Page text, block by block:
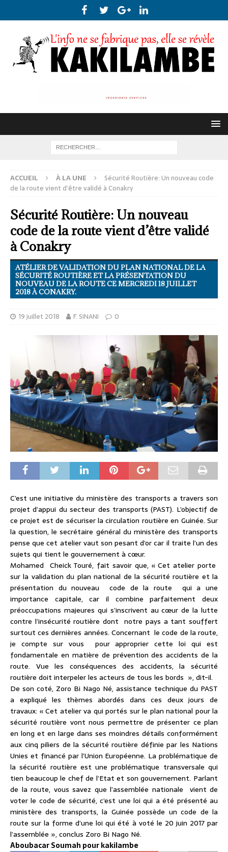
ACCUEIL À LA UNE
Sécurité Routière: Un nouveau code
de la route vient d’être validé à Conakry
Sécurité Routière: Un nouveau
code de la route vient d’être validé
à Conakry
ATÉLIER DE VALIDATION DU PLAN NATIONAL DE LA
SÉCURITÉ ROUTIÈRE ET LA PRÉSENTATION DU
NOUVEAU DE LA ROUTE CE MERCREDI 18 JUILLET
2018 À CONAKRY.
19 juillet 2018 F. SINANI 0
C’est une initiative du ministère des transports a travers son
projet d’appui du secteur des transports (PAST). L’objectif de
ce projet est de sécuriser la circulation routière en Guinée. Sur
la question, le secrétaire général du ministère des transports
pense que cet atelier vaut son pesant d’or car il traite l’un des
sujets qui tient le gouvernement à cœur.
Mohamed Cheick Touré, fait savoir que, « Cet atelier porte
sur la validation du plan national de la sécurité routière et la
présentation du nouveau code de la route qui a une
importance capitale, car il combine parfaitement deux
préoccupations majeures qui s’inscrivent au cœur de la lutte
contre l’insécurité routière dont notre pays a tant souffert
surtout ces dernières années. Concernant le code de la route,
je compte sur vous pour approprier cette loi qui est
fondamentale en matière de prévention des accidents de la
route. Vue les conséquences des accidents, la sécurité
routière doit interpeler les acteurs de tous les bords », dit-il.
De son coté, Zoro Bi Nago Né, assistance technique du PAST
a expliqué les thèmes abordés dans ces deux jours de
travaux: « Cet atelier va qui portés sur le plan national pour la
sécurité routière vont nous permettre de présenter ce plan
en long et en large dans ses moindres détails conformément
aux cinq piliers de la sécurité routière définie par les Nations
Unies et financé par l’Union Européenne. La problématique de
la sécurité routière est une problématique transversale qui
tien beaucoup le chef de l’Etat et son gouvernement. Parlant
de la route, vous savez que l’assemblée nationale vient de
voter le code de sécurité, c’est une loi qui a été présenté au
ministère des transports, la Guinée possède un code de la
route sur la forme d’une loi qui été à voté le 20 juin 2017 par
l’assemblée », conclus Zoro Bi Nago Né.
Aboubacar Soumah pour kakilambe